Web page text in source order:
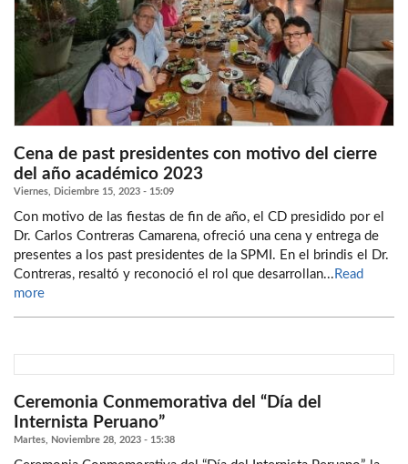
Cena de past presidentes con motivo del cierre
del año académico 2023
Viernes, Diciembre 15, 2023 - 15:09
Con motivo de las fiestas de fin de año, el CD presidido por el
Dr. Carlos Contreras Camarena, ofreció una cena y entrega de
presentes a los past presidentes de la SPMI. En el brindis el Dr.
Contreras, resaltó y reconoció el rol que desarrollan... Read
more
Ceremonia Conmemorativa del “Día del
Internista Peruano”
Martes, Noviembre 28, 2023 - 15:38